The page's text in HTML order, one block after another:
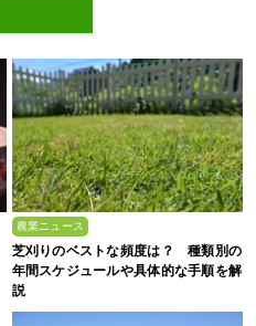
農業ニュース
芝刈りのベストな頻度は？ 種類別の
年間スケジュールや具体的な手順を解
説